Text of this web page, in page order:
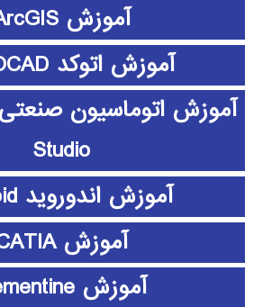
آموزش ArcGIS
آموزش اتوکد AUTOCAD
Studio
آموزش اندوروید android
آموزش CATIA
آموزش clementine